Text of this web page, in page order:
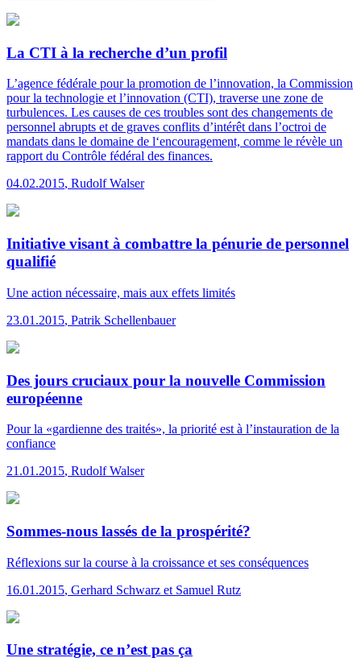
La CTI à la recherche d’un profil
L’agence fédérale pour la promotion de l’innovation, la Commission
pour la technologie et l’innovation (CTI), traverse une zone de
turbulences. Les causes de ces troubles sont des changements de
personnel abrupts et de graves conflits d’intérêt dans l’octroi de
mandats dans le domaine de l‘encouragement, comme le révèle un
rapport du Contrôle fédéral des finances.
04.02.2015, Rudolf Walser
Initiative visant à combattre la pénurie de personnel
qualifié
Une action nécessaire, mais aux effets limités
23.01.2015, Patrik Schellenbauer
Des jours cruciaux pour la nouvelle Commission
européenne
Pour la «gardienne des traités», la priorité est à l’instauration de la
confiance
21.01.2015, Rudolf Walser
Sommes-nous lassés de la prospérité?
Réflexions sur la course à la croissance et ses conséquences
16.01.2015, Gerhard Schwarz et Samuel Rutz
Une stratégie, ce n’est pas ça